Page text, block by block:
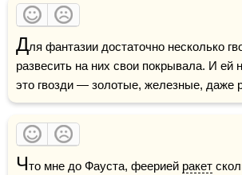
Для фантазии достаточно несколько
развесить на них свои покрывала. И ей
это гвозди — золотые, железные, даже
Что мне до Фауста, феерией ракет